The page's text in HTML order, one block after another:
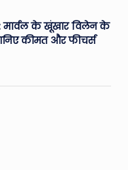
मार्वल के खूंखार विलेन के
कीमत और फीचर्स